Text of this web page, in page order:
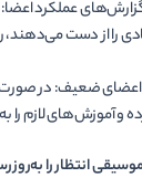
عملکرد
را از دست می‌دهند،
ضعیف: در صورت
و آموزش‌های لازم را
انتظار را